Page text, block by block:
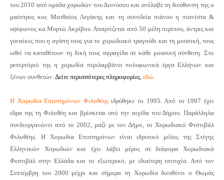
του 2010 από ομάδα χορωδών του Διονύσου και ανέλαβε τη διεύθυνση της ο
μαέστρος κος Ματθαίος Λεγάκης και τη συνοδεία πιάνου η πιανίστα &
υψίφωνος κα Μυρτώ Ακρίβου. Απαρτίζεται από 50 μέλη περίπου, άντρες και
γυναίκες που η αγάπη τους για το χορωδιακό τραγούδι και τη μουσική, τους
ωθεί να καταθέτουν τη δική τους σφραγίδα σε κάθε μουσική σύνθεση. Στο
ρεπερτόριό της η χορωδία περιλαμβάνει πολυφωνικά έργα Ελλήνων και
ξένων συνθετών. Δείτε περισσότερες πληροφορίες εδώ
Η Χορωδία Επιστημόνων Φιλοθέηςιδρύθηκε το 1995. Από το 1997 έχει
έδρα της τη Φιλοθέη και βρίσκεται υπό την αιγίδα του Δήμου. Παράλληλα
συνδιοργανώνει από το 2002, μαζί με τον Δήμο, το Χορωδιακό Φεστιβάλ
Φιλοθέης. Η Χορωδία Επιστημόνων είναι ιδρυτικό μέλος της Στέγης
Ελληνικών Χορωδιών και έχει λάβει μέρος σε διάφορα Χορωδιακά
Φεστιβάλ στην Ελλάδα και το εξωτερικό, με ιδιαίτερη επιτυχία. Από τον
Σεπτέμβρη του 2000 μέχρι και σήμερα τη Χορωδία διευθύνει ο Θωμάς